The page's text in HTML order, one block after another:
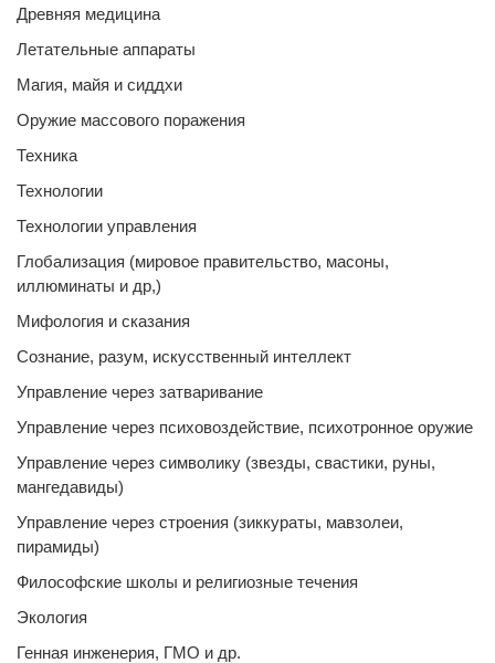
Древняя медицина
Летательные аппараты
Магия, майя и сиддхи
Оружие массового поражения
Техника
Технологии
Технологии управления
Глобализация (мировое правительство, масоны,
иллюминаты и др,)
Мифология и сказания
Сознание, разум, искусственный интеллект
Управление через затваривание
Управление через психовоздействие, психотронное оружие
Управление через символику (звезды, свастики, руны,
мангедавиды)
Управление через строения (зиккураты, мавзолеи,
пирамиды)
Философские школы и религиозные течения
Экология
Генная инженерия, ГМО и др.